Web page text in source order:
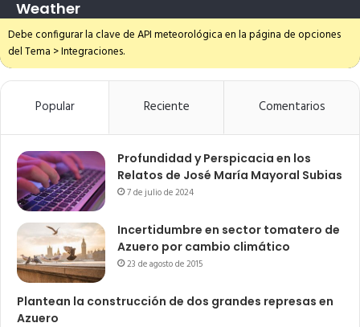
Weather
Debe configurar la clave de API meteorológica en la página de opciones
del Tema > Integraciones.
Popular Reciente Comentarios
Profundidad y Perspicacia en los
Relatos de José María Mayoral Subias
7 de julio de 2024
Incertidumbre en sector tomatero de
Azuero por cambio climático
23 de agosto de 2015
Plantean la construcción de dos grandes represas en
Azuero